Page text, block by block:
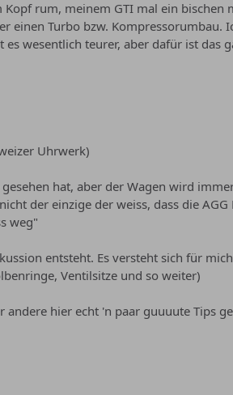
rum, meinem GTI mal ein bischen
einen Turbo bzw. Kompressorumbau.
wesentlich teurer, aber dafür ist das
Uhrwerk)
hat, aber der Wagen wird
der einzige der weiss, dass die
weg"
entsteht. Es versteht sich für
Ventilsitze und so weiter)
hier echt 'n paar guuuute Tips